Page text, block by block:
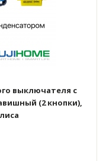
выключателя с
(2 кнопки),